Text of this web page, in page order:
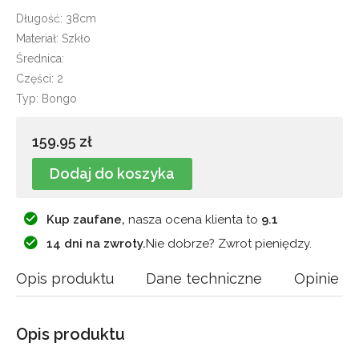
Długość: 38cm
Materiał: Szkło
Średnica:
Części: 2
Typ: Bongo
159.95 zł
Dodaj do koszyka
Kup zaufane, nasza ocena klienta to 9.1
14 dni na zwroty.Nie dobrze? Zwrot pieniędzy.
Opis produktu Dane techniczne Opinie
Opis produktu